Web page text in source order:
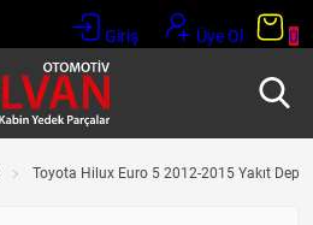
Giriş Üye Ol 0
Toyota Hilux Euro 5 2012-2015 Yakıt